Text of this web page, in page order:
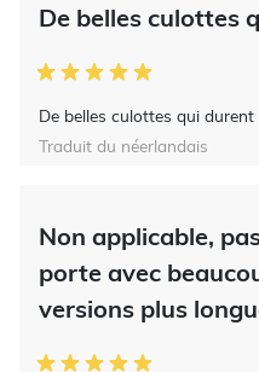
De belles culottes
De belles culottes qui
Traduit du néerlandais
Non applicable,
porte avec
versions plus